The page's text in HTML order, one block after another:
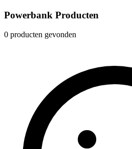
Powerbank Producten
0 producten gevonden